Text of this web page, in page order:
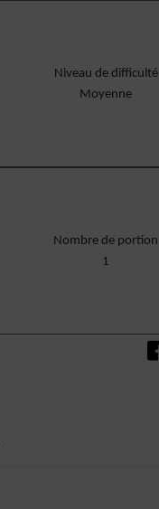
Niveau de difficulté
Moyenne
Nombre de portion
1